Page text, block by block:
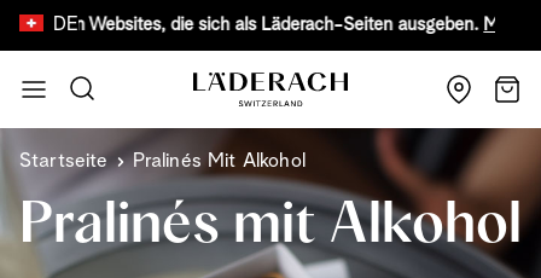
DE
Websites, die sich als Läderach-Seiten ausgeben.Mehr
Suche
Startseite Pralinés Mit Alkohol
Pralinés mit Alkohol